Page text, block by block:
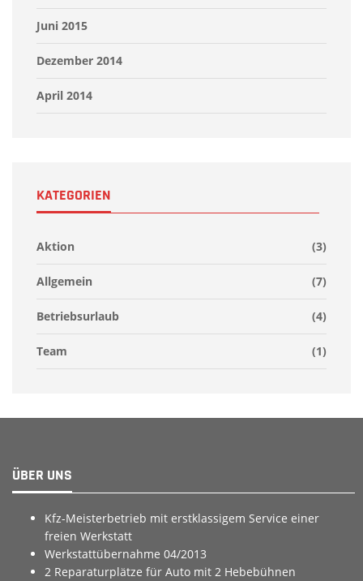
Juni 2015
Dezember 2014
April 2014
KATEGORIEN
Aktion (3)
Allgemein (7)
Betriebsurlaub (4)
Team (1)
ÜBER UNS
Kfz-Meisterbetrieb mit erstklassigem Service einer
freien Werkstatt
Werkstattübernahme 04/2013
2 Reparaturplätze für Auto mit 2 Hebebühnen